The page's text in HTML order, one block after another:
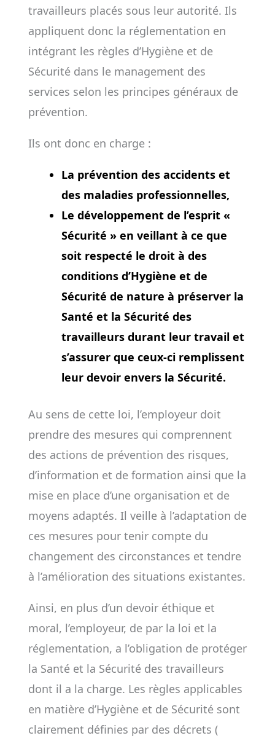
travailleurs placés sous leur autorité. Ils
appliquent donc la réglementation en
intégrant les règles d’Hygiène et de
Sécurité dans le management des
services selon les principes généraux de
prévention.
Ils ont donc en charge :
La prévention des accidents et
des maladies professionnelles,
Le développement de l’esprit «
Sécurité » en veillant à ce que
soit respecté le droit à des
conditions d’Hygiène et de
Sécurité de nature à préserver la
Santé et la Sécurité des
travailleurs durant leur travail et
s’assurer que ceux-ci remplissent
leur devoir envers la Sécurité.
Au sens de cette loi, l’employeur doit
prendre des mesures qui comprennent
des actions de prévention des risques,
d’information et de formation ainsi que la
mise en place d’une organisation et de
moyens adaptés. Il veille à l’adaptation de
ces mesures pour tenir compte du
changement des circonstances et tendre
à l’amélioration des situations existantes.
Ainsi, en plus d’un devoir éthique et
moral, l’employeur, de par la loi et la
réglementation, a l’obligation de protéger
la Santé et la Sécurité des travailleurs
dont il a la charge. Les règles applicables
en matière d’Hygiène et de Sécurité sont
clairement définies par des décrets (